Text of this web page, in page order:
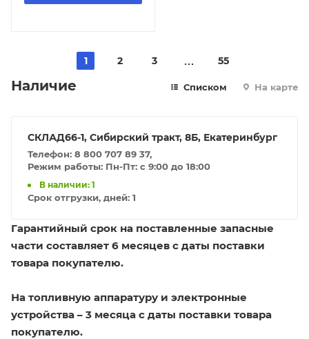
1 2 3 55
Наличие Списком На карте
СКЛАД66-1, Сибирский тракт, 8Б, Екатеринбург
Телефон: 8 800 707 89 37,
Режим работы: Пн-Пт: с 9:00 до 18:00
В наличии: 1
Срок отгрузки, дней: 1
Гарантийный срок на поставленные запасные
части составляет 6 месяцев с даты поставки
товара покупателю.
На топливную аппаратуру и электронные
устройства – 3 месяца с даты поставки товара
покупателю.